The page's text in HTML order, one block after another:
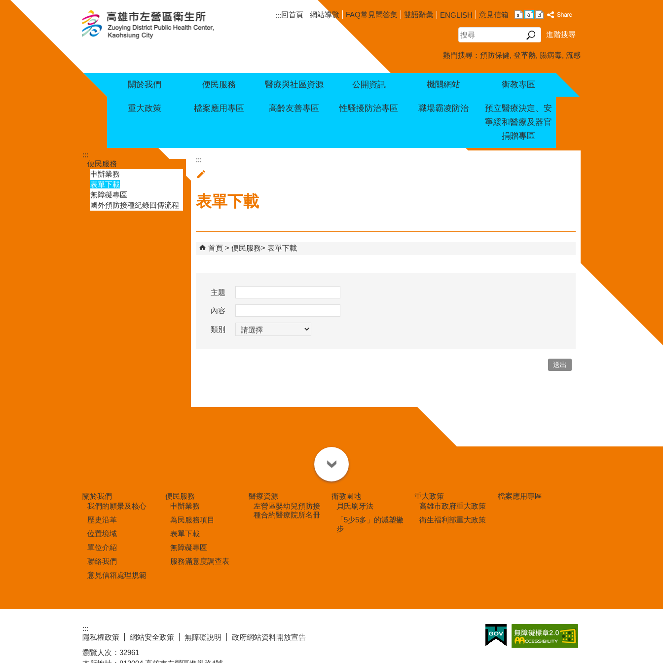
跳到主要內容區塊
:::回首頁 網站導覽 FAQ常見問答集 雙語辭彙 ENGLISH 意見信箱
搜
尋
進階搜尋
熱門搜尋： 預防保健 登革熱 腸病毒 流感
關於我們 便民服務 醫療與社區資源 公開資訊 機關網站 衛教專區
重大政策 檔案應用專區 高齡友善專區 性騷擾防治專區 職場霸凌防治
預立醫療決定、安
寧緩和醫療及器官
捐贈專區
:::
便民服務
申辦業務
表單下載
無障礙專區
國外預防接種紀錄回傳流程
:::
表單下載
首頁 便民服務 表單下載
主題
內容
類別
關於我們
我們的願景及核心
歷史沿革
位置境域
單位介紹
聯絡我們
意見信箱處理規範
便民服務
申辦業務
為民服務項目
表單下載
無障礙專區
服務滿意度調查表
醫療資源
左營區嬰幼兒預防接
種合約醫療院所名冊
衛教園地
貝氏刷牙法
「5少5多」的減塑撇
步
重大政策
高雄市政府重大政策
衛生福利部重大政策
檔案應用專區
:::
隱私權政策
網站安全政策 無障礙說明
政府網站資料開放宣告
瀏覽人次： 32961